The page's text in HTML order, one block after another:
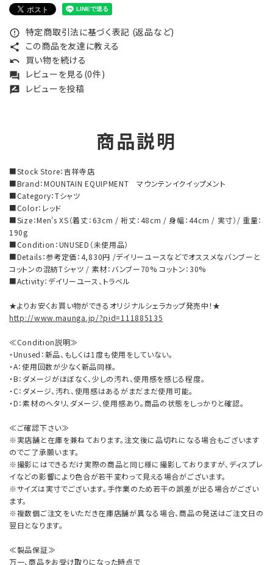
error_outline 特定商取引法に基づく表記 (返品など)
share この商品を友達に教える
undo 買い物を続ける
forum レビューを見る(0件)
rate_review レビューを投稿
商品説明
■Stock Store：吉祥寺店
■Brand：MOUNTAIN EQUIPMENT マウンテンイクイップメント
■Category：Tシャツ
■Color：レッド
■Size：Men's XS（着丈：63cm / 裄丈：48cm / 身幅：44cm / 実寸）/ 重量：
190g
■Condition：UNUSED（未使用品）
■Details：参考定価：4,830円 /デイリーユースなどでオススメなバンブーと
コットンの混紡Tシャツ / 素材：バンブー70% コットン：30%
■Activity：デイリーユース、トラベル
★よりお安くお買い物ができるオリジナルシェラカップ発売中！★
http://www.maunga.jp/?pid=111885135
≪Condition説明≫
・Unused：新品、もしくは1度も使用をしていない。
・A：使用回数が少なく新品同様。
・B：ダメージがほぼなく、少しの汚れ、使用感を感じる程度。
・C：ダメージ、汚れ、使用感はあるがまだまだ使用可能。
・D：素材のヘタリ、ダメージ、使用感あり。商品の状態をしっかりと確認。
≪ご確認下さい≫
※実店舗と在庫を兼ねております。注文後に品切れになる場合もございます
のでご了承願います。
※撮影にはできるだけ実際の商品と同じ様に撮影しておりますが、ディスプレ
イなどの影響により色合が若干変わって見える場合がございます。
※サイズは実寸でございます。手作業のため若干の誤差が出る場合がござい
ます。
※複数個ご注文をいただき在庫店舗が異なる場合、商品の発送はご注文日の
翌日となります。
≪製品保証≫
万一、商品をお受け取りになった時点で